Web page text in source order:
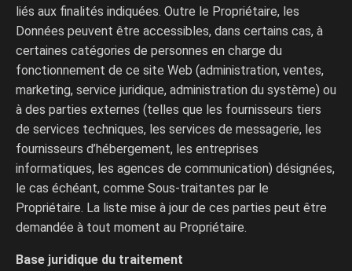
liés aux finalités indiquées. Outre le Propriétaire, les
Données peuvent être accessibles, dans certains cas, à
certaines catégories de personnes en charge du
fonctionnement de ce site Web (administration, ventes,
marketing, service juridique, administration du système) ou
à des parties externes (telles que les fournisseurs tiers
de services techniques, les services de messagerie, les
fournisseurs d’hébergement, les entreprises
informatiques, les agences de communication) désignées,
le cas échéant, comme Sous-traitantes par le
Propriétaire. La liste mise à jour de ces parties peut être
demandée à tout moment au Propriétaire.
Base juridique du traitement